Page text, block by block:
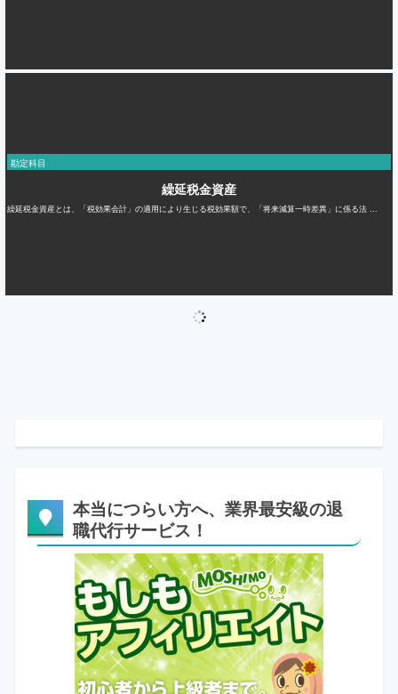
勘定科目
繰延税金資産
繰延税金資産とは、「税効果会計」の適用により生じる税効果額で、「将来減算一時差異」に係る法 ...
本当につらい方へ、業界最安級の退
職代行サービス！